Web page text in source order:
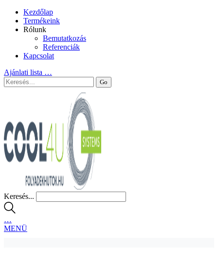
Kezdőlap
Termékeink
Rólunk
Bemutatkozás
Referenciák
Kapcsolat
Ajánlati lista …
Keresés...
…
MENÜ